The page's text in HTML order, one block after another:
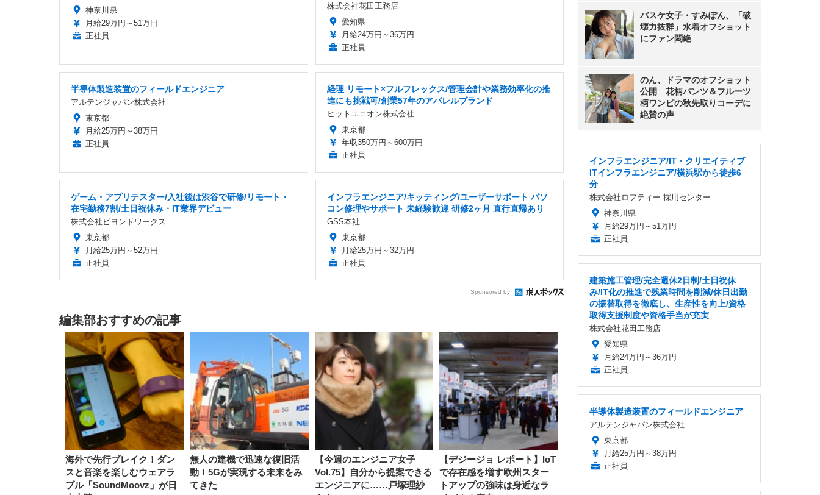
神奈川県
月給29万円～51万円
正社員
株式会社花田工務店
愛知県
月給24万円～36万円
正社員
半導体製造装置のフィールドエンジニア
アルテンジャパン株式会社
東京都
月給25万円～38万円
正社員
経理 リモート×フルフレックス/管理会計や業務効率化の推
進にも挑戦可/創業57年のアパレルブランド
ヒットユニオン株式会社
東京都
年収350万円～600万円
正社員
ゲーム・アプリテスター/入社後は渋谷で研修/リモート・
在宅勤務7割/土日祝休み・IT業界デビュー
株式会社ビヨンドワークス
東京都
月給25万円～52万円
正社員
インフラエンジニア/キッティング/ユーザーサポート パソ
コン修理やサポート 未経験歓迎 研修2ヶ月 直行直帰あり
GSS本社
東京都
月給25万円～32万円
正社員
Sponsored by
編集部おすすめの記事
海外で先行ブレイク！ダン
スと音楽を楽しむウェアラ
ブル「SoundMoovz」が日
無人の建機で迅速な復旧活
動！5Gが実現する未来をみ
てきた
【今週のエンジニア女子
Vol.75】自分から提案できる
エンジニアに……戸塚理紗
【デジージョ レポート】IoT
で存在感を増す欧州スター
トアップの強味は身近なラ
バスケ女子・すみぽん、「破
壊力抜群」水着オフショット
にファン悶絶
のん、ドラマのオフショット
公開 花柄パンツ＆フルーツ
柄ワンピの秋先取りコーデに
絶賛の声
インフラエンジニア/IT・クリエイティブ
ITインフラエンジニア/横浜駅から徒歩6
分
株式会社ロフティー 採用センター
神奈川県
月給29万円～51万円
正社員
建築施工管理/完全週休2日制/土日祝休
み/IT化の推進で残業時間を削減/休日出勤
の振替取得を徹底し、生産性を向上/資格
取得支援制度や資格手当が充実
株式会社花田工務店
愛知県
月給24万円～36万円
正社員
半導体製造装置のフィールドエンジニア
アルテンジャパン株式会社
東京都
月給25万円～38万円
正社員